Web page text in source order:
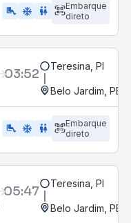
airline_seat_legroom_extra ac_unit WC
Embarque
direto
03:52 Teresina, PI
Belo Jardim, PE
airline_seat_legroom_extra ac_unit wc
Embarque
direto
05:47 Teresina, PI
Belo Jardim, PE